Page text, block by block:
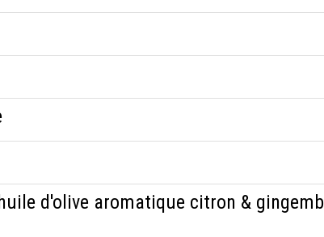
d'olive aromatique citron &